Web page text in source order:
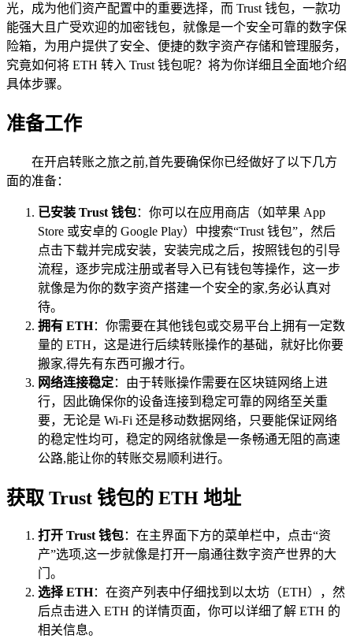
光，成为他们资产配置中的重要选择，而 Trust 钱包，一款功
能强大且广受欢迎的加密钱包，就像是一个安全可靠的数字保
险箱，为用户提供了安全、便捷的数字资产存储和管理服务，
究竟如何将 ETH 转入 Trust 钱包呢？将为你详细且全面地介绍
具体步骤。
准备工作
在开启转账之旅之前,首先要确保你已经做好了以下几方
面的准备：
已安装 Trust 钱包：你可以在应用商店（如苹果 App
Store 或安卓的 Google Play）中搜索“Trust 钱包”，然后
点击下载并完成安装，安装完成之后，按照钱包的引导
流程，逐步完成注册或者导入已有钱包等操作，这一步
就像是为你的数字资产搭建一个安全的家,务必认真对
待。
拥有 ETH：你需要在其他钱包或交易平台上拥有一定数
量的 ETH，这是进行后续转账操作的基础，就好比你要
搬家,得先有东西可搬才行。
网络连接稳定：由于转账操作需要在区块链网络上进
行，因此确保你的设备连接到稳定可靠的网络至关重
要，无论是 Wi-Fi 还是移动数据网络，只要能保证网络
的稳定性均可，稳定的网络就像是一条畅通无阻的高速
公路,能让你的转账交易顺利进行。
获取 Trust 钱包的 ETH 地址
打开 Trust 钱包：在主界面下方的菜单栏中，点击“资
产”选项,这一步就像是打开一扇通往数字资产世界的大
门。
选择 ETH：在资产列表中仔细找到以太坊（ETH），然
后点击进入 ETH 的详情页面，你可以详细了解 ETH 的
相关信息。